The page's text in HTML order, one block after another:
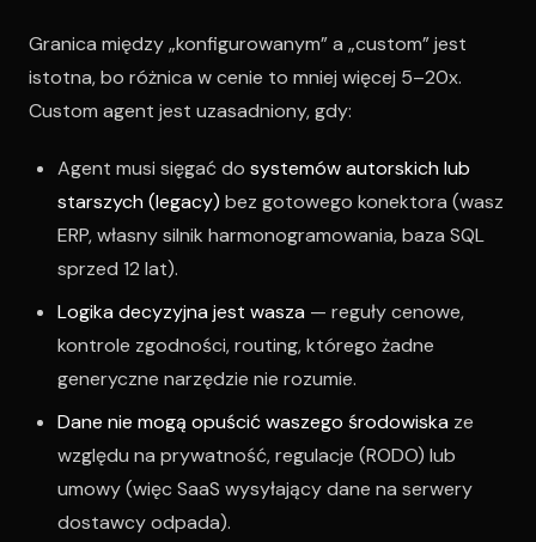
Granica między „konfigurowanym” a „custom” jest
istotna, bo różnica w cenie to mniej więcej 5–20x.
Custom agent jest uzasadniony, gdy:
Agent musi sięgać do systemów autorskich lub
starszych (legacy) bez gotowego konektora (wasz
ERP, własny silnik harmonogramowania, baza SQL
sprzed 12 lat).
Logika decyzyjna jest wasza — reguły cenowe,
kontrole zgodności, routing, którego żadne
generyczne narzędzie nie rozumie.
Dane nie mogą opuścić waszego środowiska ze
względu na prywatność, regulacje (RODO) lub
umowy (więc SaaS wysyłający dane na serwery
dostawcy odpada).